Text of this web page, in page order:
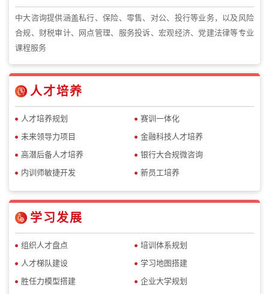
中大咨询提供涵盖私行、保险、零售、对公、投行等业务，以及风险
合规、财税审计、网点管理、服务投诉、宏观经济、党建法律等专业
课程服务
人才培养
人才培养规划
赛训一体化
未来领导力项目
金融科技人才培养
高潜后备人才培养
银行大合规微咨询
内训师敏捷开发
新员工培养
学习发展
组织人才盘点
培训体系规划
人才梯队建设
学习地图搭建
胜任力模型搭建
企业大学规划